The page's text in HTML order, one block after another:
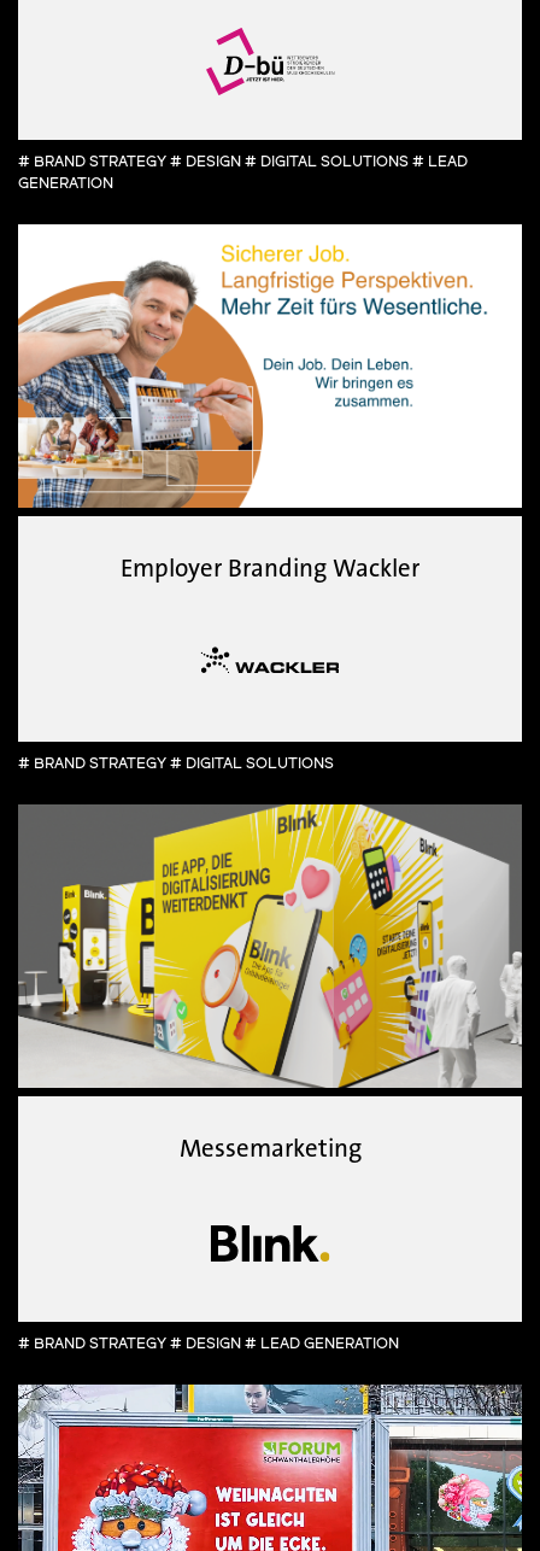
# BRAND STRATEGY # DESIGN # DIGITAL SOLUTIONS # LEAD
GENERATION
Employer Branding Wackler
# BRAND STRATEGY # DIGITAL SOLUTIONS
Messemarketing
# BRAND STRATEGY # DESIGN # LEAD GENERATION